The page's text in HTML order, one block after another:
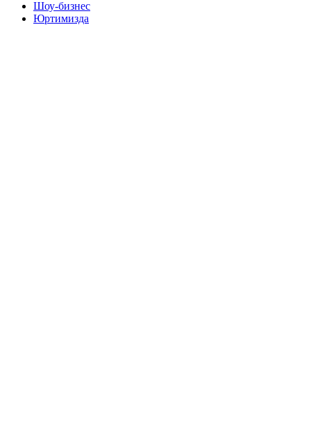
Шоу-бизнес
Юртимизда